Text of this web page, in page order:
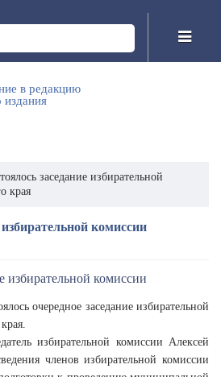
в редакцию
издания
заседание избирательной
края
комиссии
очередное заседание избирательной
избирательной комиссии Алексей
членов избирательной комиссии